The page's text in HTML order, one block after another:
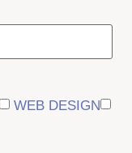
WEB DESIGN